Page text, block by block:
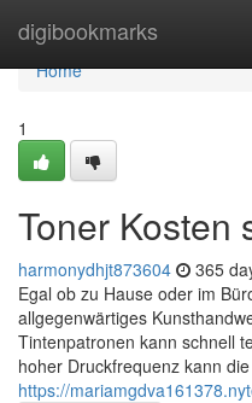
digibookmarks
Home
Home
1
Toner Kosten
harmonydhjt873604 365
Egal ob zu Hause oder im
allgegenwärtiges
Tintenpatronen kann schnell
hoher Druckfrequenz kann
https://